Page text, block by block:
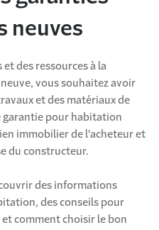
neuves
des ressources à la
vous souhaitez avoir
et des matériaux de
garantie pour habitation
immobilier de l'acheteur et
du constructeur.
des informations
des conseils pour
comment choisir le bon